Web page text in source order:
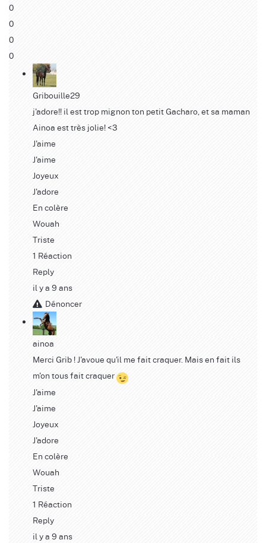
0
0
0
0
Gribouille29
j'adore!! il est trop mignon ton petit Gacharo, et sa maman
Ainoa est très jolie! <3
J'aime
J'aime
Joyeux
J'adore
En colère
Wouah
Triste
1 Réaction
Reply
il y a 9 ans
Dénoncer
ainoa
Merci Grib ! J'avoue qu'il me fait craquer. Mais en fait ils
m'on tous fait craquer
J'aime
J'aime
Joyeux
J'adore
En colère
Wouah
Triste
1 Réaction
Reply
il y a 9 ans